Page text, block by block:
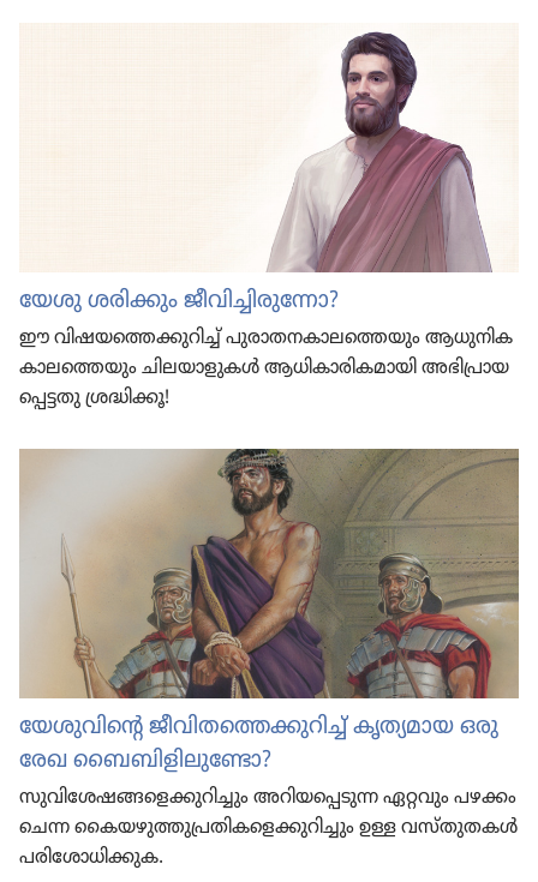
യേശു ശരിക്കും ജീവി​ച്ചി​രു​ന്നോ?
ഈ വിഷയ​ത്തെ​ക്കു​റിച്ച്‌ പുരാ​ത​ന​കാ​ല​ത്തെ​യും ആധുനി​ക​
കാ​ല​ത്തെ​യും ചിലയാ​ളു​കൾ ആധികാ​രി​ക​മാ​യി അഭി​പ്രാ​യ​
പ്പെ​ട്ടതു ശ്രദ്ധിക്കൂ!
യേശു​വി​ന്റെ ജീവി​ത​ത്തെ​ക്കു​റിച്ച്‌ കൃത്യ​മാ​യ ഒരു
രേഖ ബൈബി​ളി​ലു​ണ്ടോ?
സുവി​ശേ​ഷ​ങ്ങ​ളെ​ക്കു​റി​ച്ചും അറിയ​പ്പെ​ടു​ന്ന ഏറ്റവും പഴക്കം
ചെന്ന കൈയ​ഴു​ത്തു​പ്ര​തി​ക​ളെ​ക്കു​റി​ച്ചും ഉള്ള വസ്‌തു​ത​കൾ
പരി​ശോ​ധി​ക്കു​ക.